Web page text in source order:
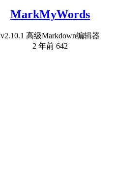
MarkMyWords
v2.10.1 高级Markdown编辑器
2 年前 642